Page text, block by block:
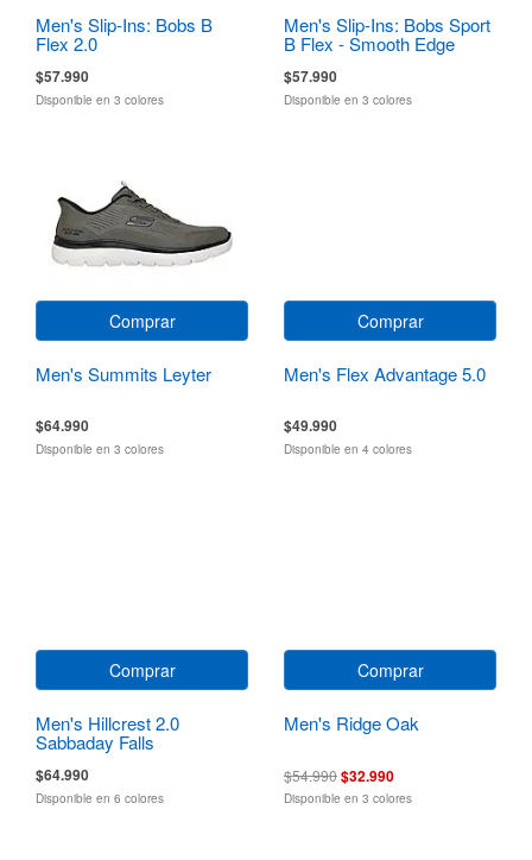
Men's Slip-Ins: Bobs B
Flex 2.0
$57.990
Disponible en 3 colores
Men's Slip-Ins: Bobs Sport
B Flex - Smooth Edge
$57.990
Disponible en 3 colores
Comprar
Men's Summits Leyter
$64.990
Disponible en 3 colores
Comprar
Men's Flex Advantage 5.0
$49.990
Disponible en 4 colores
Comprar
Men's Hillcrest 2.0
Sabbaday Falls
$64.990
Disponible en 6 colores
Comprar
Men's Ridge Oak
$54.990$32.990
Disponible en 3 colores